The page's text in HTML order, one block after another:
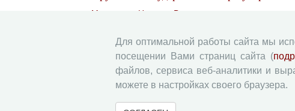
Мироненко Наталья Викторовна
Промышленная политика как механизм
Мазилов Евгений Александрович
Влияние капитала и издержек на оценку
Гисин Лев Михайлович
Для оптимальной работы сайта мы
посещении Вами страниц сайта (
файлов, сервиса веб-аналитики и
можете в настройках своего браузера.